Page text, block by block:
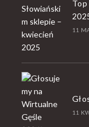
Top
11
11